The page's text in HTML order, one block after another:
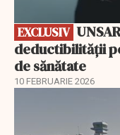
EXCLUSIV
deductibilității
de sănătate
10 FEBRUARIE 2026